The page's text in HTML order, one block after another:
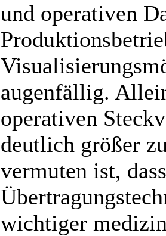
und operativen
augenfällig.
operativen
deutlich größer
vermuten ist,
wichtiger